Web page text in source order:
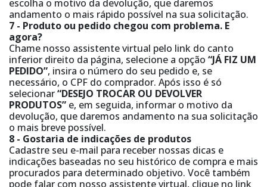
escolha o motivo da devolução, que daremos
andamento o mais rápido possível na sua solicitação.
7 - Produto ou pedido chegou com problema. E
agora?
Chame nosso assistente virtual pelo link do canto
inferior direito da página, selecione a opção “JÁ FIZ UM
PEDIDO”, insira o número do seu pedido e, se
necessário, o CPF do comprador. Após isso é só
selecionar“DESEJO TROCAR OU DEVOLVER
PRODUTOS” e, em seguida, informar o motivo da
devolução, que daremos andamento na sua solicitação
o mais breve possível.
8 - Gostaria de indicações de produtos
Cadastre seu e-mail para receber nossas dicas e
indicações baseadas no seu histórico de compra e mais
procurados para determinado objetivo. Você também
pode falar com nosso assistente virtual, clique no link